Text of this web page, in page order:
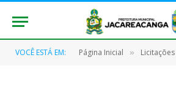
VOCÊ ESTÁ EM: Página Inicial » Licitações